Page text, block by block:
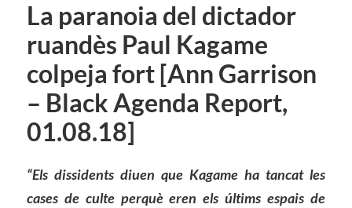
La paranoia del dictador
ruandès Paul Kagame
colpeja fort [Ann Garrison
– Black Agenda Report,
01.08.18]
“Els dissidents diuen que Kagame ha tancat les
cases de culte perquè eren els últims espais de